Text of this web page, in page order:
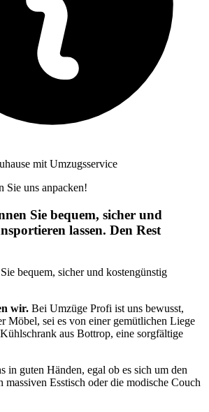
mit Umzugsservice
Sie uns anpacken!
Sie bequem, sicher und
lassen. Den Rest
bequem, sicher und kostengünstig
wir. Bei Umzüge Profi ist uns bewusst,
Möbel, sei es von einer gemütlichen Liege
aus Bottrop, eine sorgfältige
in guten Händen, egal ob es sich um den
massiven Esstisch oder die modische Couch